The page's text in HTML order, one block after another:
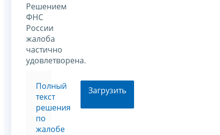
Решением
ФНС
России
жалоба
частично
удовлетворена.
Полный
текст
решения
по
жалобе
Загрузить